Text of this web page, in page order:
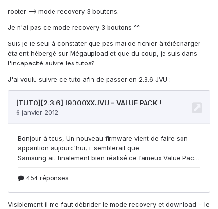
rooter --> mode recovery 3 boutons.
Je n'ai pas ce mode recovery 3 boutons ^^
Suis je le seul à constater que pas mal de fichier à télécharger
étaient hébergé sur Mégaupload et que du coup, je suis dans
l'incapacité suivre les tutos?
J'ai voulu suivre ce tuto afin de passer en 2.3.6 JVU :
Visiblement il me faut débrider le mode recovery et download + le